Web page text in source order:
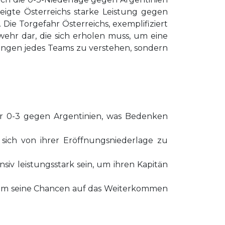
Österreichs starke Leistung gegen
Torgefahr Österreichs, exemplifiziert
dar, die sich erholen muss, um eine
jedes Teams zu verstehen, sondern
0-3 gegen Argentinien, was Bedenken
von ihrer Eröffnungsniederlage zu
leistungsstark sein, um ihren Kapitän
seine Chancen auf das Weiterkommen